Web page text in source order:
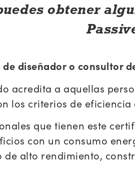
obtener
diseñador o consultor
acredita a aquellas
los criterios de
que tienen este
con un consumo
de alto rendimiento,